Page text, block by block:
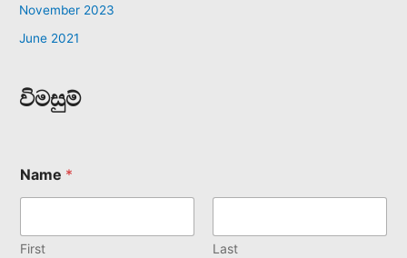
November 2023
June 2021
විමසුම්
Name *
First Last